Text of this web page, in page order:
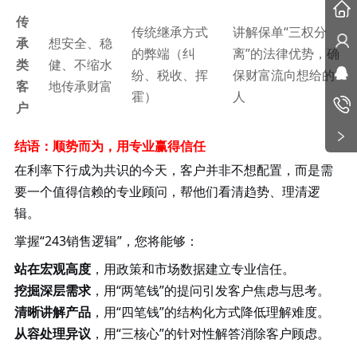
传
承
类
客
户
想安全、稳
健、不缩水
地传承财富
传统继承方式
的弊端（纠
纷、税收、挥
霍）
讲解保单“三权分
离”的法律优势，确
保财富流向想给的
人
结语：顺势而为，用专业赢得信任
在利率下行成为共识的今天，客户并非不想配置，而是需
要一个值得信赖的专业顾问，帮他们看清趋势、理清逻
辑。
掌握“243销售逻辑”，您将能够：
站在宏观高度，用政策和市场数据建立专业信任。
挖掘深层需求，用“两笔钱”的提问引发客户焦虑与思考。
清晰讲解产品，用“四笔钱”的结构化方式降低理解难度。
从容处理异议 ，用“三核心”的针对性解答消除客户顾虑。